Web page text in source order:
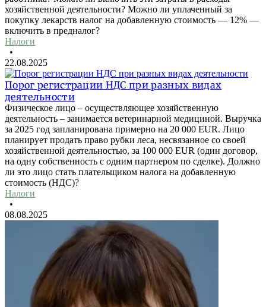
хозяйственной деятельности? Можно ли уплаченный за
покупку лекарств налог на добавленную стоимость — 12% —
включить в предналог?
Налоги
•
22.08.2025
Порог регистрации НДС при разных видах
деятельности
Физическое лицо – осуществляющее хозяйственную
деятельность – занимается ветеринарной медициной. Выручка
за 2025 год запланирована примерно на 20 000 EUR. Лицо
планирует продать право рубки леса, несвязанное со своей
хозяйственной деятельностью, за 100 000 EUR (один договор,
на одну собственность с одним партнером по сделке). Должно
ли это лицо стать плательщиком налога на добавленную
стоимость (НДС)?
Налоги
•
08.08.2025